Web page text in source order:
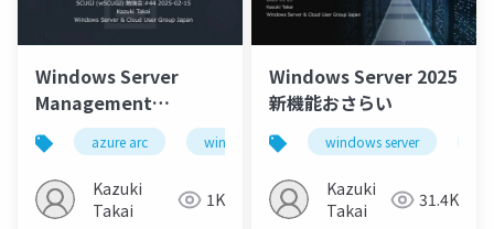
Windows Server
Management
enabled by Azure Arc
～SA や PAYG と組み合
わせてできること～
azure arc windows server windows server 2025
Kazuki
Takai
1K
Windows Server 2025
新機能おさらい
windows server
Kazuki
Takai
31.4K